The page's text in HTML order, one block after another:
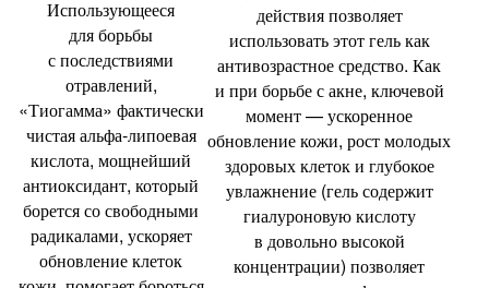
Использующееся
для борьбы
с последствиями
отравлений,
«Тиогамма» фактически
чистая альфа-липоевая
кислота, мощнейший
антиоксидант, который
борется со свободными
радикалами, ускоряет
обновление клеток
действия позволяет
использовать этот гель как
антивозрастное средство. Как
и при борьбе с акне, ключевой
момент — ускоренное
обновление кожи, рост молодых
здоровых клеток и глубокое
увлажнение (гель содержит
гиалуроновую кислоту
в довольно высокой
концентрации) позволяет